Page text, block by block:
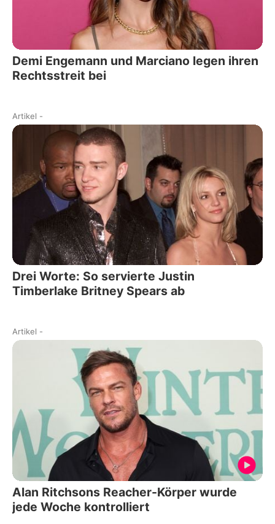
Demi Engemann und Marciano legen ihren
Rechtsstreit bei
Artikel -
Drei Worte: So servierte Justin
Timberlake Britney Spears ab
Artikel -
Alan Ritchsons Reacher-Körper wurde
jede Woche kontrolliert